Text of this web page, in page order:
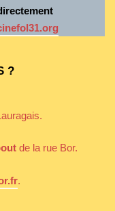
?
de la rue Bor.
.